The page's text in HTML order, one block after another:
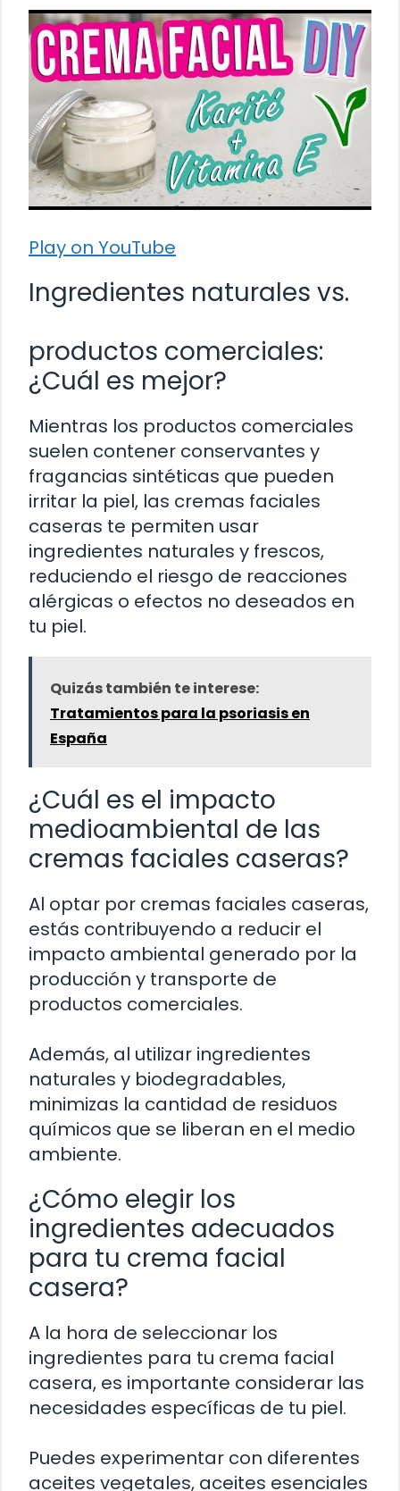
Play on YouTube
Ingredientes naturales vs.
productos comerciales:
¿Cuál es mejor?
Mientras los productos comerciales
suelen contener conservantes y
fragancias sintéticas que pueden
irritar la piel, las cremas faciales
caseras te permiten usar
ingredientes naturales y frescos,
reduciendo el riesgo de reacciones
alérgicas o efectos no deseados en
tu piel.
Quizás también te interese:
Tratamientos para la psoriasis en
España
¿Cuál es el impacto
medioambiental de las
cremas faciales caseras?
Al optar por cremas faciales caseras,
estás contribuyendo a reducir el
impacto ambiental generado por la
producción y transporte de
productos comerciales.
Además, al utilizar ingredientes
naturales y biodegradables,
minimizas la cantidad de residuos
químicos que se liberan en el medio
ambiente.
¿Cómo elegir los
ingredientes adecuados
para tu crema facial
casera?
A la hora de seleccionar los
ingredientes para tu crema facial
casera, es importante considerar las
necesidades específicas de tu piel.
Puedes experimentar con diferentes
aceites vegetales, aceites esenciales